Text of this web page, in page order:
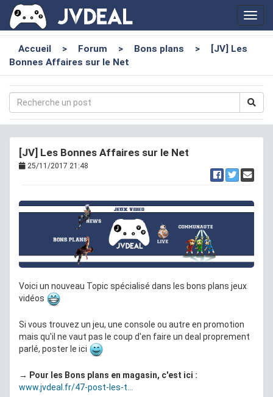
Accueil > Forum > Bons plans >
[JV] Les
Bonnes Affaires sur le Net
[JV] Les Bonnes Affaires sur le Net
25/11/2017 21:48
Voici un nouveau Topic spécialisé dans les bons plans jeux
vidéos
Si vous trouvez un jeu, une console ou autre en promotion
mais qu'il ne vaut pas le coup d'en faire un deal proprement
parlé, poster le ici
→ Pour les Bons plans en magasin, c'est ici :
www.jvdeal.fr/47-post-les-t...